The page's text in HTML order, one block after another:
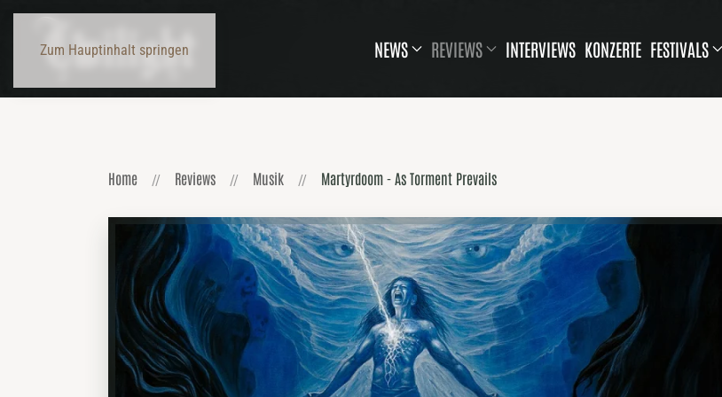
Zum Hauptinhalt springen NEWS REVIEWS INTERVIEWS KONZERTE FESTIVALS
Home Reviews Musik Martyrdoom - As Torment Prevails